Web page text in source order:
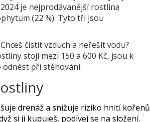
je nejprodávanější rostlina
(22 %). Tyto tři jsou
čistit vzduch a neřešit vodu?
stojí mezi 150 a 600 Kč, jsou k
odnést při stěhování.
drenáž a snižuje riziko hnití kořenů
si ji kupuješ, podívej se na složení.